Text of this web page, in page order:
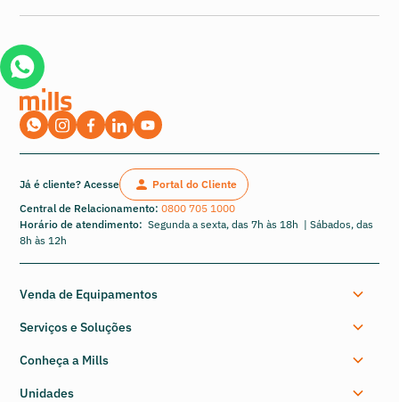
Já é cliente? Acesse
Portal do Cliente
Central de Relacionamento:0800 705 1000
Horário de atendimento:Segunda a sexta, das 7h às 18h | Sábados, das
8h às 12h
Venda de Equipamentos
Serviços e Soluções
Conheça a Mills
Unidades